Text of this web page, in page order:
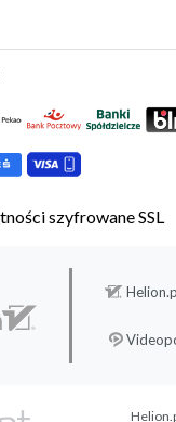
szyfrowane SSL